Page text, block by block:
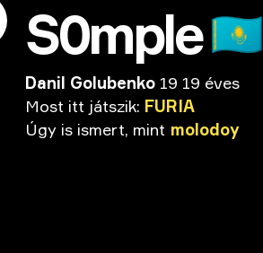
S0mple🇰🇿
Danil Golubenko 19 19 éves
Most itt játszik: FURIA
Úgy is ismert, mint molodoy